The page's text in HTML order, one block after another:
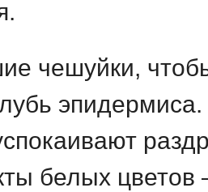
чешуйки,
белых